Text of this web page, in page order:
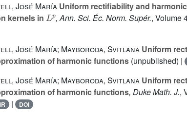
José María Uniform rectifiability and
kernels in
Lp
, Ann. Sci. Éc. Norm. Supér., Volume
José María; Mayboroda, Svitlana Uniform
of harmonic functions (unpublished) |
José María; Mayboroda, Svitlana Uniform
of harmonic functions, Duke Math. J.,
| DOI